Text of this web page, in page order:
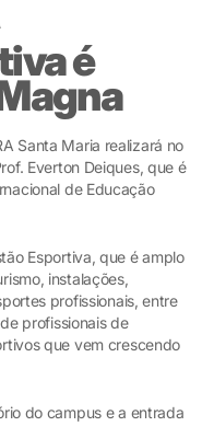
é
Santa Maria realizará no
Everton Deiques, que é
de Educação
Esportiva, que é amplo
instalações,
profissionais, entre
profissionais de
que vem crescendo
do campus e a entrada